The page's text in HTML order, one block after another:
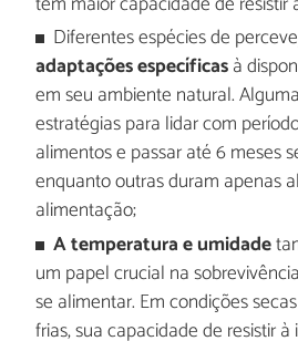
Diferentes espécies de
adaptações específicasà
em seu ambiente natural.
estratégias para lidar com
alimentos e passar até 6 meses
enquanto outras duram apenas
alimentação;
A temperatura e umidade
um papel crucial na
se alimentar. Em condições
frias, sua capacidade de resistir